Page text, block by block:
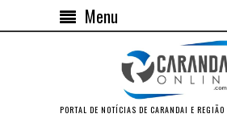
Menu
PORTAL DE NOTÍCIAS DE CARANDAI E REGIÃO